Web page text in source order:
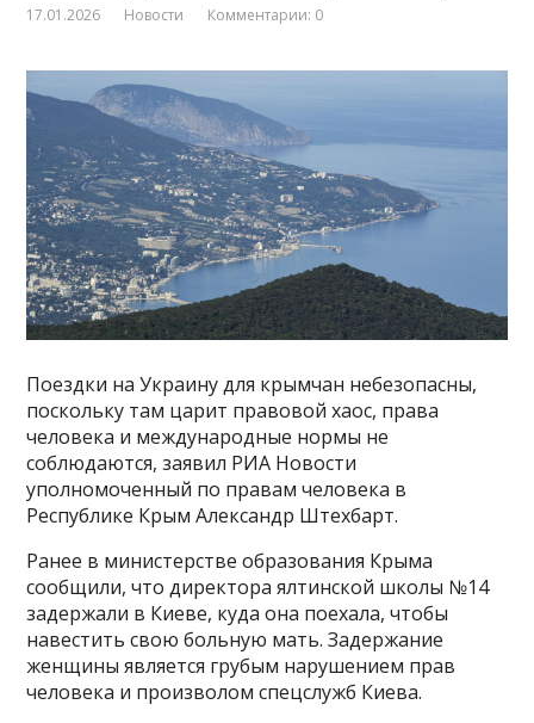
17.01.2026 Новости Комментарии: 0
Поездки на Украину для крымчан небезопасны,
поскольку там царит правовой хаос, права
человека и международные нормы не
соблюдаются, заявил РИА Новости
уполномоченный по правам человека в
Республике Крым Александр Штехбарт.
Ранее в министерстве образования Крыма
сообщили, что директора ялтинской школы №14
задержали в Киеве, куда она поехала, чтобы
навестить свою больную мать. Задержание
женщины является грубым нарушением прав
человека и произволом спецслужб Киева.